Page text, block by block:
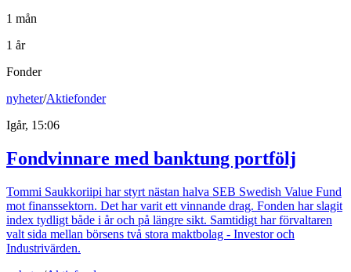
1 mån
1 år
Fonder
nyheter/Aktiefonder
Igår, 15:06
Fondvinnare med banktung portfölj
Tommi Saukkoriipi har styrt nästan halva SEB Swedish Value Fund
mot finanssektorn. Det har varit ett vinnande drag. Fonden har slagit
index tydligt både i år och på längre sikt. Samtidigt har förvaltaren
valt sida mellan börsens två stora maktbolag - Investor och
Industrivärden.